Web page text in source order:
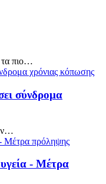
τα πιο…
σύνδρομα
υγεία - Μέτρα